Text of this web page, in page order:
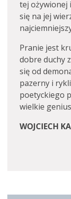
tej ożywionej
się na jej
Pranie jest
dobre duchy
się od
pazerny i
poetyckiego
wielkie
WOJCIECH